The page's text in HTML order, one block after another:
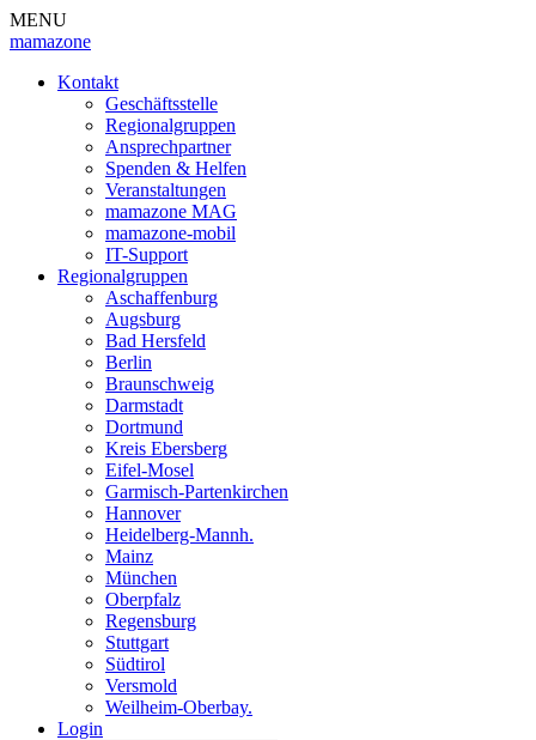
MENU
mamazone
Kontakt
Geschäftsstelle
Regionalgruppen
Ansprechpartner
Spenden & Helfen
Veranstaltungen
mamazone MAG
mamazone-mobil
IT-Support
Regionalgruppen
Aschaffenburg
Augsburg
Bad Hersfeld
Berlin
Braunschweig
Darmstadt
Dortmund
Kreis Ebersberg
Eifel-Mosel
Garmisch-Partenkirchen
Hannover
Heidelberg-Mannh.
Mainz
München
Oberpfalz
Regensburg
Stuttgart
Südtirol
Versmold
Weilheim-Oberbay.
Login